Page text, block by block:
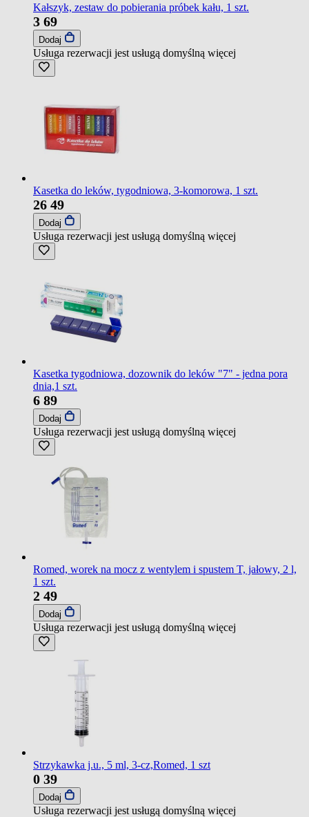
Kałszyk, zestaw do pobierania próbek kału, 1 szt.
3 69
Dodaj
Usługa rezerwacji jest usługą domyślną więcej
Kasetka do leków, tygodniowa, 3-komorowa, 1 szt.
26 49
Dodaj
Usługa rezerwacji jest usługą domyślną więcej
Kasetka tygodniowa, dozownik do leków "7" - jedna pora
dnia,1 szt.
6 89
Dodaj
Usługa rezerwacji jest usługą domyślną więcej
Romed, worek na mocz z wentylem i spustem T, jałowy, 2 l,
1 szt.
2 49
Dodaj
Usługa rezerwacji jest usługą domyślną więcej
Strzykawka j.u., 5 ml, 3-cz,Romed, 1 szt
0 39
Dodaj
Usługa rezerwacji jest usługą domyślną więcej